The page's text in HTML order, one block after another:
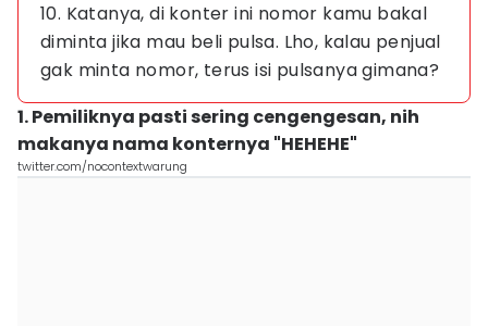
10. Katanya, di konter ini nomor kamu bakal
diminta jika mau beli pulsa. Lho, kalau penjual
gak minta nomor, terus isi pulsanya gimana?
1. Pemiliknya pasti sering cengengesan, nih
makanya nama konternya "HEHEHE"
twitter.com/nocontextwarung